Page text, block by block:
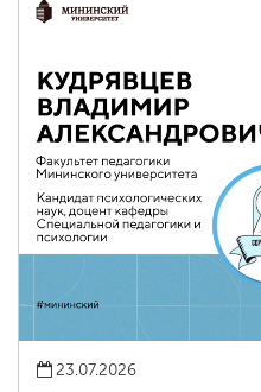
23.07.2026